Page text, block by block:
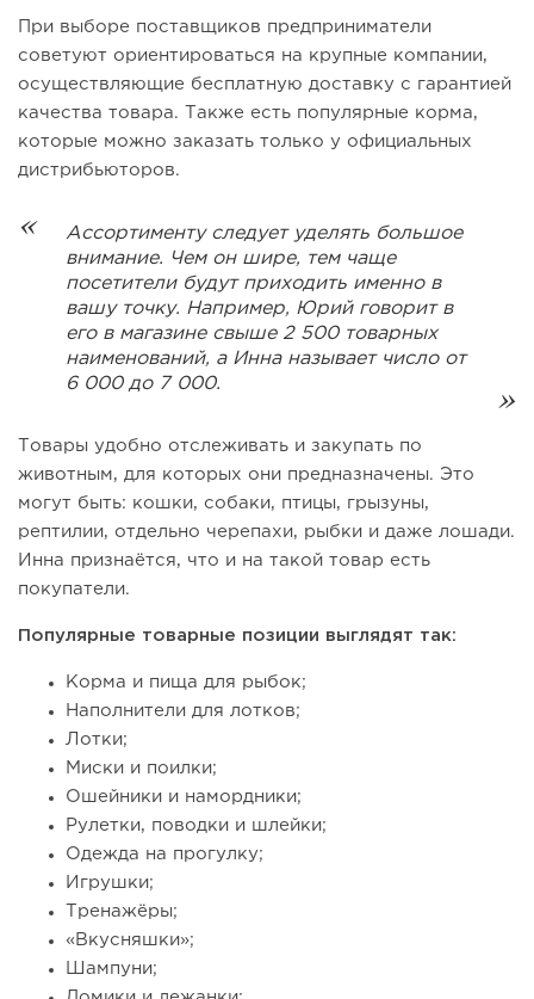
При выборе поставщиков предприниматели
советуют ориентироваться на крупные компании,
осуществляющие бесплатную доставку с гарантией
качества товара. Также есть популярные корма,
которые можно заказать только у официальных
дистрибьюторов.
Ассортименту следует уделять большое
внимание. Чем он шире, тем чаще
посетители будут приходить именно в
вашу точку. Например, Юрий говорит в
его в магазине свыше 2 500 товарных
наименований, а Инна называет число от
6 000 до 7 000.
Товары удобно отслеживать и закупать по
животным, для которых они предназначены. Это
могут быть: кошки, собаки, птицы, грызуны,
рептилии, отдельно черепахи, рыбки и даже лошади.
Инна признаётся, что и на такой товар есть
покупатели.
Популярные товарные позиции выглядят так:
Корма и пища для рыбок;
Наполнители для лотков;
Лотки;
Миски и поилки;
Ошейники и намордники;
Рулетки, поводки и шлейки;
Одежда на прогулку;
Игрушки;
Тренажёры;
«Вкусняшки»;
Шампуни;